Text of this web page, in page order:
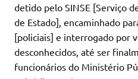
detido pelo SINSE [Serviço
de Estado], encaminhado
[policiais] e interrogado por
desconhecidos, até ser
funcionários do Ministério